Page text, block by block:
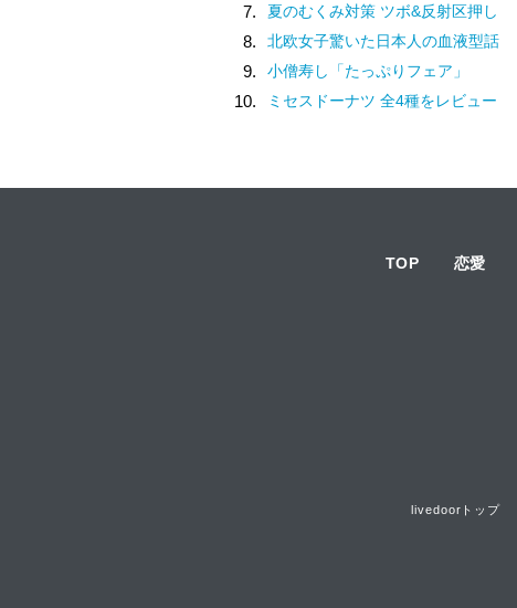
7. 夏のむくみ対策 ツボ&反射区押し
8. 北欧女子驚いた日本人の血液型話
9. 小僧寿し「たっぷりフェア」
10. ミセスドーナツ 全4種をレビュー
TOP 恋愛
livedoorトップ